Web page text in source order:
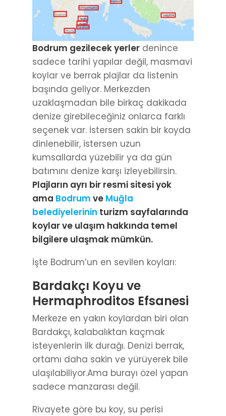
Bodrum gezilecek yerler denince
sadece tarihi yapılar değil, masmavi
koylar ve berrak plajlar da listenin
başında geliyor. Merkezden
uzaklaşmadan bile birkaç dakikada
denize girebileceğiniz onlarca farklı
seçenek var. İstersen sakin bir koyda
dinlenebilir, istersen uzun
kumsallarda yüzebilir ya da gün
batımını denize karşı izleyebilirsin.
Plajların ayrı bir resmi sitesi yok
ama Bodrum ve Muğla
belediyelerinin turizm sayfalarında
koylar ve ulaşım hakkında temel
bilgilere ulaşmak mümkün.
İşte Bodrum’un en sevilen koyları:
Bardakçı Koyu ve
Hermaphroditos Efsanesi
Merkeze en yakın koylardan biri olan
Bardakçı, kalabalıktan kaçmak
isteyenlerin ilk durağı. Denizi berrak,
ortamı daha sakin ve yürüyerek bile
ulaşılabiliyor.Ama burayı özel yapan
sadece manzarası değil.
Rivayete göre bu koy, su perisi